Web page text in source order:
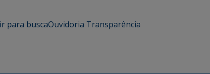
ir para buscaOuvidoria Transparência